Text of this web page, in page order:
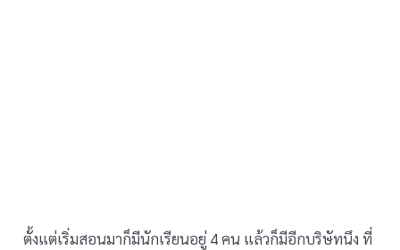
ตั้งแต่เริ่มสอนมาก็มีนักเรียนอยู่ 4 คน แล้วก็มีอีกบริษัทนึง ที่